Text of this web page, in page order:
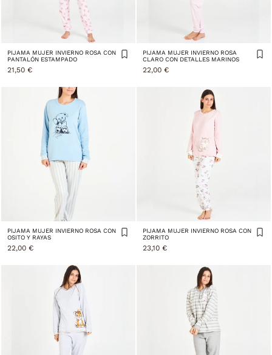
PIJAMA MUJER INVIERNO ROSA CON
PANTALÓN ESTAMPADO
21,50 €
PIJAMA MUJER INVIERNO ROSA
CLARO CON DETALLES MARINOS
22,00 €
PIJAMA MUJER INVIERNO ROSA CON
OSITO Y RAYAS
22,00 €
PIJAMA MUJER INVIERNO ROSA CON
ZORRITO
23,10 €